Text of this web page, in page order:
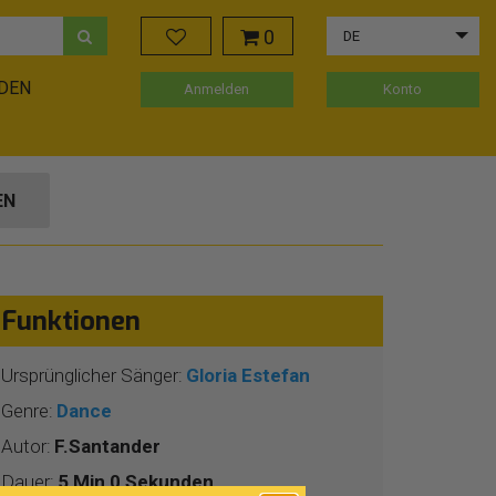
0 DE
Anmelden Konto
Funktionen
Ursprünglicher Sänger: Gloria Estefan
Genre: Dance
Autor: F.Santander
Dauer:5 Min 0 Sekunden